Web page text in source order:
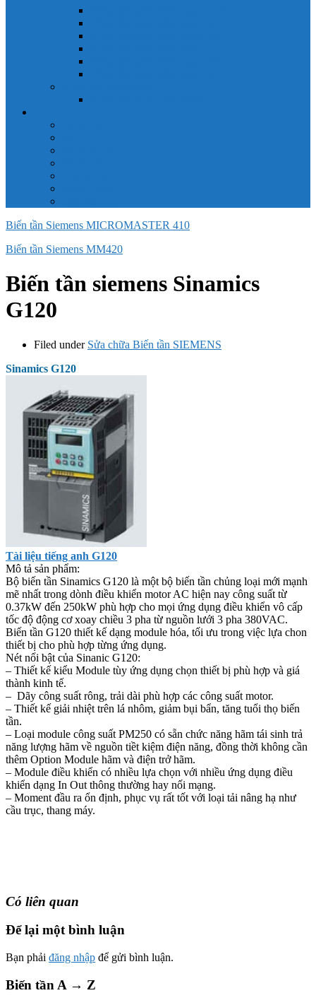
Biến tần Siemens MICROMASTER 410
Biến tần Siemens MM420
Biến tần siemens Sinamics
G120
Filed under Sửa chữa Biến tần SIEMENS
Sinamics G120
Tài liệu tiếng anh G120
Mô tả sản phẩm:
Bộ biến tần Sinamics G120 là một bộ biến tần chủng loại mới mạnh
mẽ nhất trong dònh điều khiển motor AC hiện nay công suất từ
0.37kW đến 250kW phù hợp cho mọi ứng dụng điều khiển vô cấp
tốc độ động cơ xoay chiều 3 pha từ nguồn lưới 3 pha 380VAC.
Biến tần G120 thiết kế dạng module hóa, tối ưu trong việc lựa chon
thiết bị cho phù hợp từng ứng dụng.
Nét nổi bật của Sinanic G120:
– Thiết kế kiểu Module tùy ứng dụng chọn thiết bị phù hợp và giá
thành kinh tế.
– Dãy công suất rông, trải dài phù hợp các công suất motor.
– Thiết kế giải nhiệt trên lá nhôm, giảm bụi bẩn, tăng tuổi thọ biến
tần.
– Loại module công suất PM250 có sẵn chức năng hãm tái sinh trả
năng lượng hãm về nguồn tiềt kiệm điện năng, đồng thời không cần
thêm Option Module hãm và điện trở hãm.
– Module điều khiển có nhiều lựa chọn với nhiều ứng dụng điều
khiển dạng In Out thông thường hay nối mạng.
– Moment đầu ra ổn định, phục vụ rất tốt với loại tải nâng hạ như
cầu trục, thang máy.
Có liên quan
Để lại một bình luận
Bạn phải đăng nhập để gửi bình luận.
Biến tần A → Z